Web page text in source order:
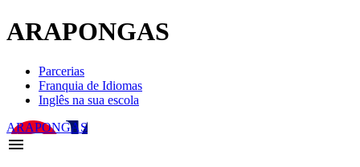
ARAPONGAS
Parcerias
Franquia de Idiomas
Inglês na sua escola
ARAPONGAS
menu